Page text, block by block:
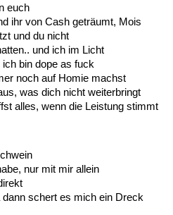
euch
ihr von Cash geträumt, Mois
und du nicht
und ich im Licht
bin dope as fuck
noch auf Homie machst
was dich nicht weiterbringt
alles, wenn die Leistung stimmt
nur mit mir allein
dann schert es mich ein Dreck